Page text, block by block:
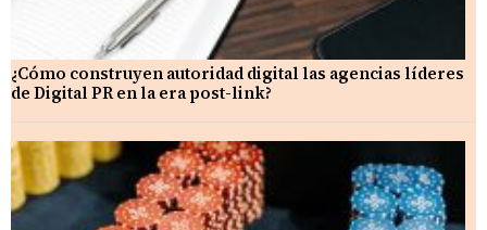
¿Cómo construyen autoridad digital las agencias líderes
de Digital PR en la era post-link?